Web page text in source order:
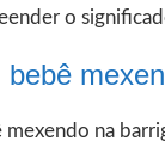
o
bebê
na